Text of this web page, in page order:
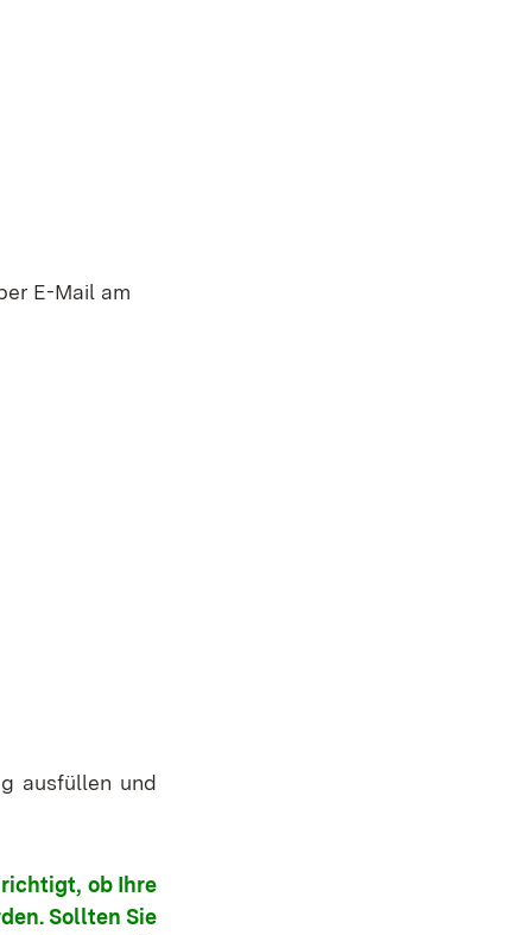
E-Mail am
ausfüllen und
ob Ihre
Sollten Sie